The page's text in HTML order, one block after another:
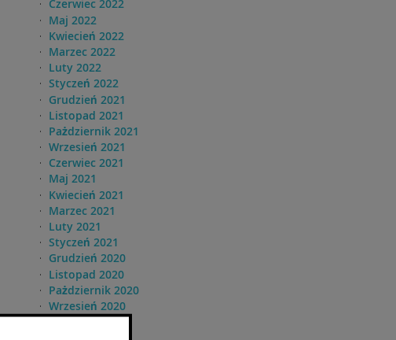
Czerwiec 2022
Maj 2022
Kwiecień 2022
Marzec 2022
Luty 2022
Styczeń 2022
Grudzień 2021
Listopad 2021
Pażdziernik 2021
Wrzesień 2021
Czerwiec 2021
Maj 2021
Kwiecień 2021
Marzec 2021
Luty 2021
Styczeń 2021
Grudzień 2020
Listopad 2020
Pażdziernik 2020
Wrzesień 2020
Kwiecień 2020